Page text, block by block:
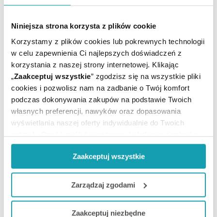
Niniejsza strona korzysta z plików cookie
Korzystamy z plików cookies lub pokrewnych technologii
w celu zapewnienia Ci najlepszych doświadczeń z
korzystania z naszej strony internetowej. Klikając
„Zaakceptuj wszystkie” zgodzisz się na wszystkie pliki
cookies i pozwolisz nam na zadbanie o Twój komfort
podczas dokonywania zakupów na podstawie Twoich
własnych preferencji, nawyków oraz dopasowania
wyświetlania naszej oferty indywidualnie do Twoich
potrzeb. Część z plików jest nam dodatkowo niezbędna
do prawidłowego działania Portalu oraz jego
funkcjonalności. W zależności od funkcji, dane o tym jak
korzystasz z naszej witryny będą również przekazywane
do naszych Partnerów marketingowych i analitycznych.
Jeżeli chcesz dostosować swoją zgodę i wybrać tylko
Zaakceptuj wszystkie
Zarządzaj zgodami
Zaakceptuj niezbędne
Dorośli po 3 tabletki 3–4 razy dziennie, dzieci powyżej
w czasie posiłku.
Suplement diety nie może być stosowany jak
substytut (zamiennik) zróżnicowanej diety.
Nie należy przekraczać zalecanej porcji do spożycia w
ciągu dnia.
Zrównoważony sposób żywienia i prawidłowy tryb
życia jest ważny dla funkcjonowania organizmu
człowieka.
Przechowywać w miejscu niedostępnym dla małych
Nie należy stosować preparatu w przypadku
nadwrażliwości na którykolwiek składnik preparatu.
Producent / Podmiot